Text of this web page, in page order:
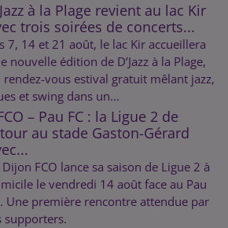
à la Plage revient au lac Kir
trois soirées de concerts...
7, 14 et 21 août, le lac Kir accueillera
nouvelle édition de D’Jazz à la Plage,
rendez-vous estival gratuit mêlant jazz,
et swing dans un...
– Pau FC : la Ligue 2 de
au stade Gaston-Gérard
Dijon FCO lance sa saison de Ligue 2 à
le vendredi 14 août face au Pau
Une première rencontre attendue par
supporters.